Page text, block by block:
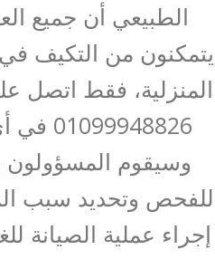
الطبيعي أن جميع
يتمكنون من التكيف
المنزلية، فقط اتصل
وسيقوم المسؤولون
للفحص وتحديد سبب
إجراء عملية الصيانة